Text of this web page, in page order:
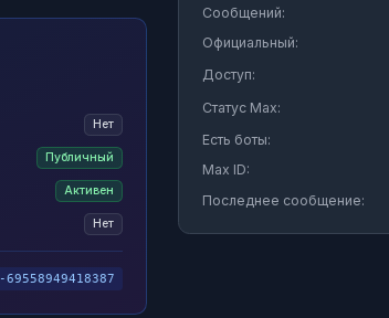
Нет
Публичный
Активен
Нет
-69558949418387
Сообщений:
Официальный:
Доступ:
Статус Max:
Есть боты:
Max ID:
Последнее сообщение: